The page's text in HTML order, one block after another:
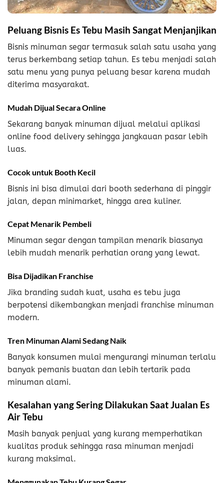
Peluang Bisnis Es Tebu Masih Sangat Menjanjikan
Bisnis minuman segar termasuk salah satu usaha yang
terus berkembang setiap tahun. Es tebu menjadi salah
satu menu yang punya peluang besar karena mudah
diterima masyarakat.
Mudah Dijual Secara Online
Sekarang banyak minuman dijual melalui aplikasi
online food delivery sehingga jangkauan pasar lebih
luas.
Cocok untuk Booth Kecil
Bisnis ini bisa dimulai dari booth sederhana di pinggir
jalan, depan minimarket, hingga area kuliner.
Cepat Menarik Pembeli
Minuman segar dengan tampilan menarik biasanya
lebih mudah menarik perhatian orang yang lewat.
Bisa Dijadikan Franchise
Jika branding sudah kuat, usaha es tebu juga
berpotensi dikembangkan menjadi franchise minuman
modern.
Tren Minuman Alami Sedang Naik
Banyak konsumen mulai mengurangi minuman terlalu
banyak pemanis buatan dan lebih tertarik pada
minuman alami.
Kesalahan yang Sering Dilakukan Saat Jualan Es
Air Tebu
Masih banyak penjual yang kurang memperhatikan
kualitas produk sehingga rasa minuman menjadi
kurang maksimal.